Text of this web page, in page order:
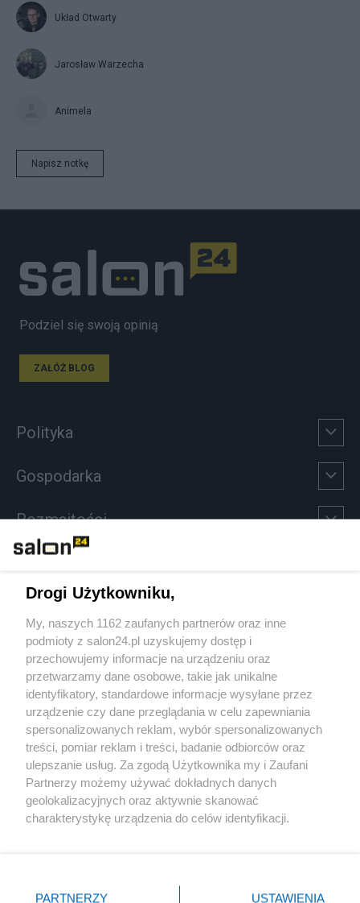
Układ Otwarty
Jarosław Warzecha
Animela
Napisz notkę
Podziel się swoją opinią
ZAŁÓŻ BLOG
Polityka
Gospodarka
Rozmaitości
Sport
Społeczeństwo
Kultura
X Facebook Instagram Youtube
Drogi Użytkowniku,
My, naszych 1162 zaufanych partnerów oraz inne
podmioty z salon24.pl uzyskujemy dostęp i
przechowujemy informacje na urządzeniu oraz
przetwarzamy dane osobowe, takie jak unikalne
identyfikatory, standardowe informacje wysyłane przez
urządzenie czy dane przeglądania w celu zapewniania
spersonalizowanych reklam, wybór spersonalizowanych
treści, pomiar reklam i treści, badanie odbiorców oraz
ulepszanie usług. Za zgodą Użytkownika my i Zaufani
Partnerzy możemy używać dokładnych danych
geolokalizacyjnych oraz aktywnie skanować
charakterystykę urządzenia do celów identyfikacji.
zmienić/wycofać klikając przycisk ustawień prywatności
PARTNERZY USTAWIENIA